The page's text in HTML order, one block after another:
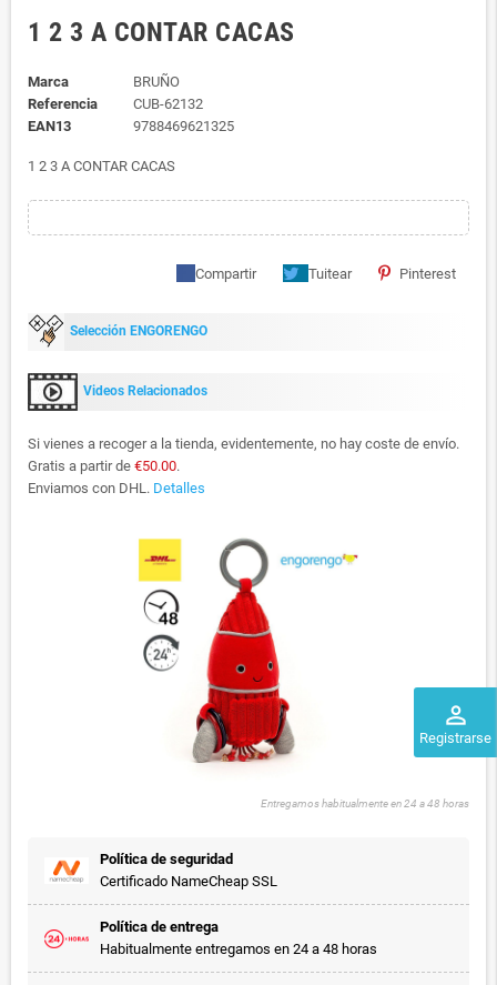
perm_identity
Registrarse
1 2 3 A CONTAR CACAS
Marca
BRUÑO
Referencia
CUB-62132
EAN13
9788469621325
1 2 3 A CONTAR CACAS
Compartir Tuitear Pinterest
Selección ENGORENGO
Videos Relacionados
Si vienes a recoger a la tienda, evidentemente, no hay coste de envío.
Gratis a partir de €50.00.
Enviamos con DHL. Detalles
Entregamos habitualmente en 24 a 48 horas
Política de seguridad
Certificado NameCheap SSL
Política de entrega
Habitualmente entregamos en 24 a 48 horas